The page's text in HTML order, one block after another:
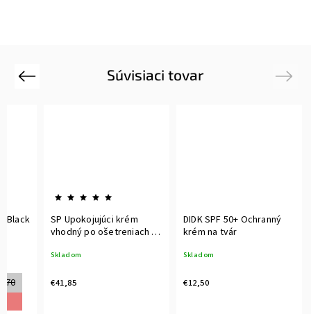
Súvisiaci tovar
Previous
Black
SP Upokojujúci krém
vhodný po ošetreniach a
Black Gold Collagen
Anti-Wrinkle lotion
Skladom
€41,85
DIDK SPF 50+ Ochranný
krém na tvár
Skladom
€12,50
Next